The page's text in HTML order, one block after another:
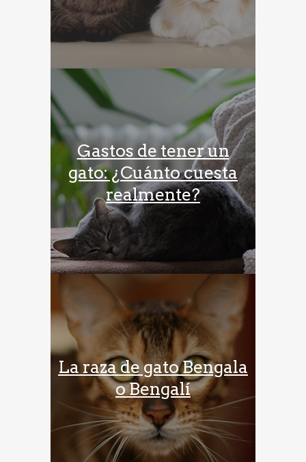
Gastos de tener un
gato: ¿Cuánto cuesta
realmente?
La raza de gato Bengala
o Bengalí